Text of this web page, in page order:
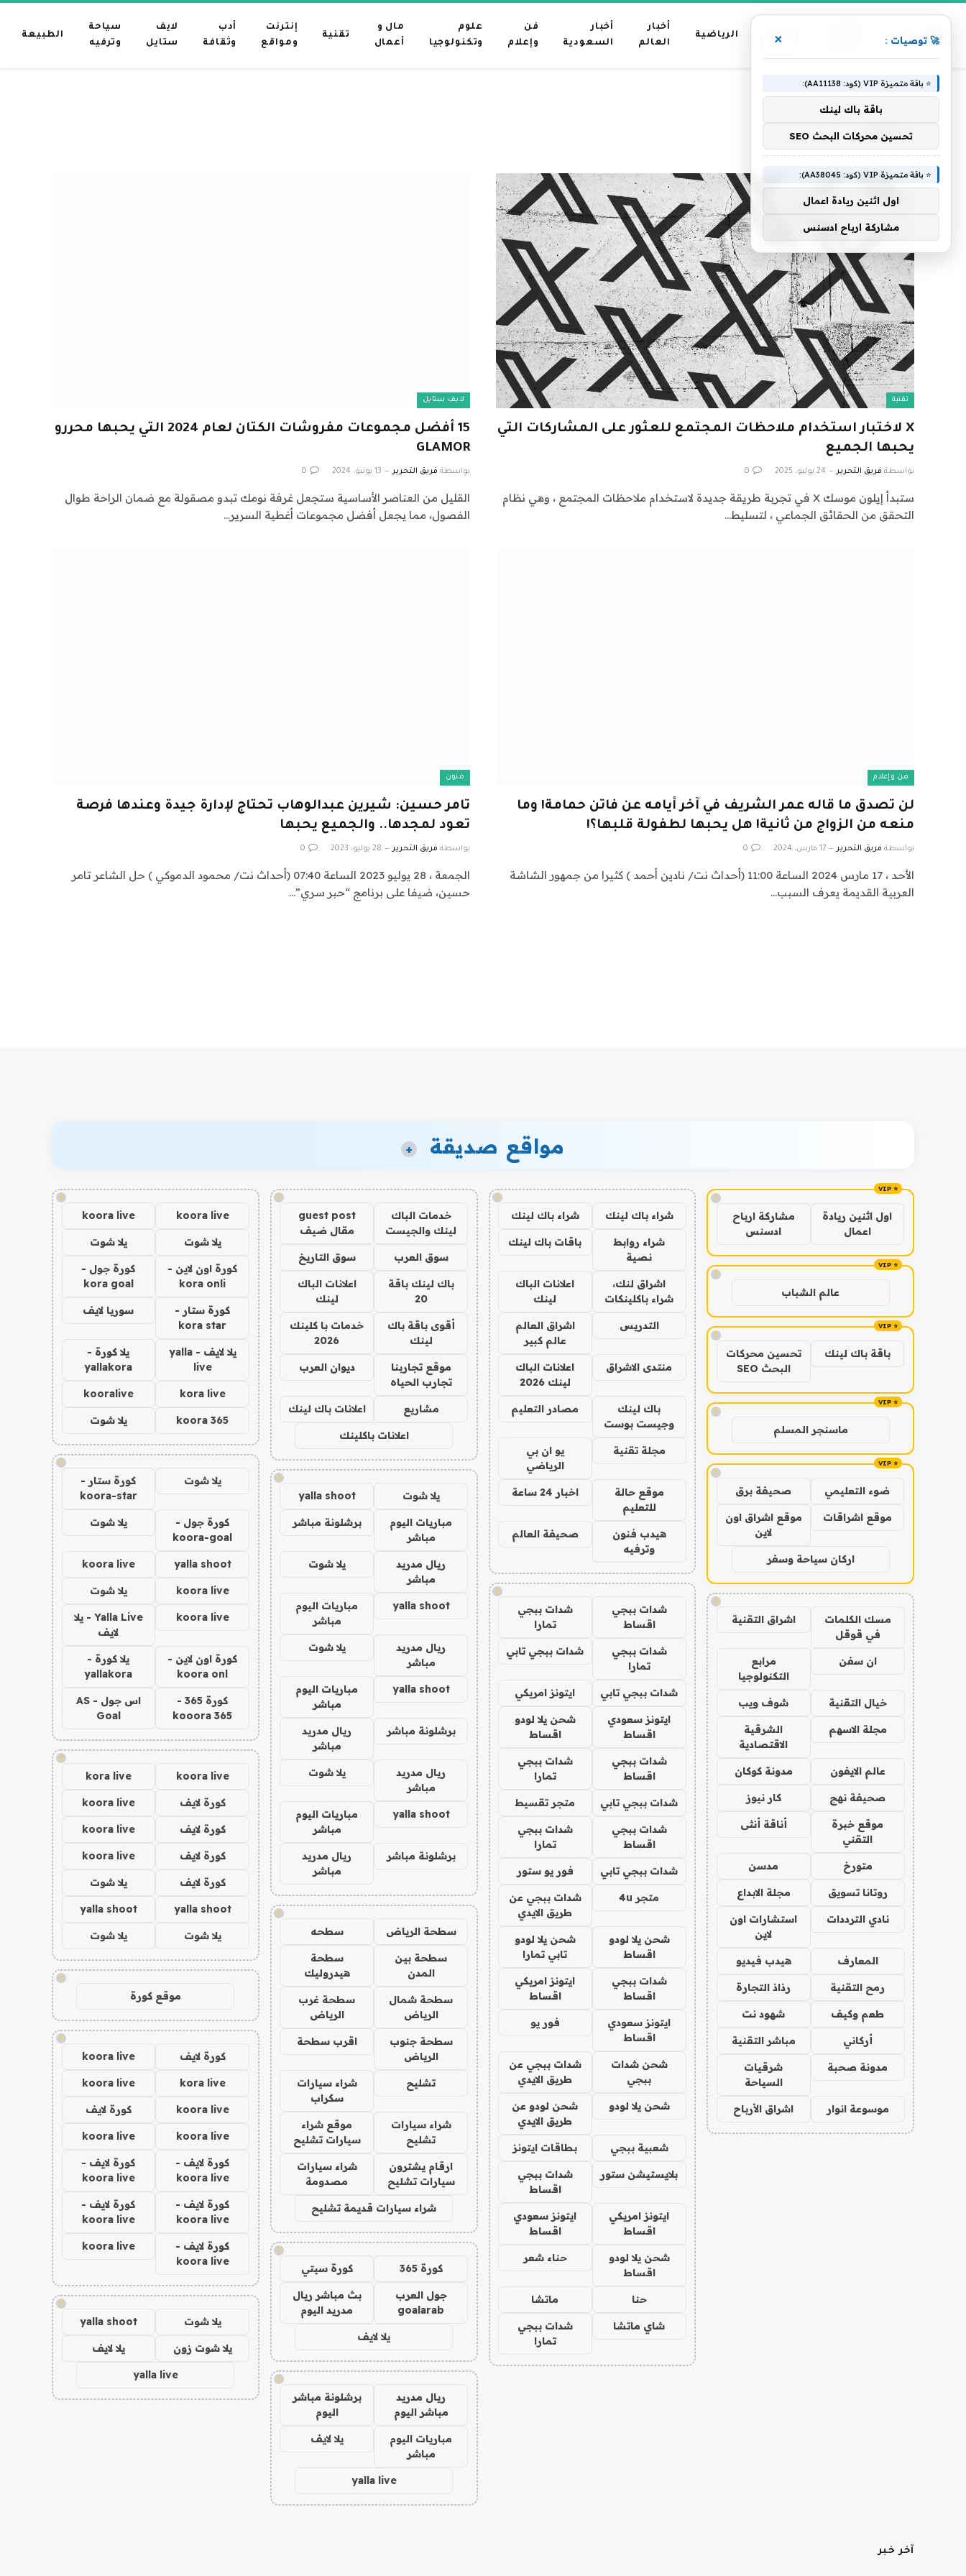
منوعات الرياضية
أخبار
العالم
أخبار
السعودية
فن
وإعلام
علوم
وتكنولوجيا
مال و
أعمال
تقنية
إنترنت
ومواقع
أدب
وثقافة
لايف
ستايل
سياحة
وترفيه
الطبيعة
الرئيسية » يحبها
تقنية
X لاختبار استخدام ملاحظات المجتمع للعثور على المشاركات التي
يحبها الجميع
بواسطة فريق التحرير 24 يوليو، 2025 0
ستبدأ إيلون موسك X في تجربة طريقة جديدة لاستخدام ملاحظات المجتمع ، وهي نظام
التحقق من الحقائق الجماعي ، لتسليط…
لايف ستايل
15 أفضل مجموعات مفروشات الكتان لعام 2024 التي يحبها محررو
GLAMOR
بواسطة فريق التحرير 13 يونيو، 2024 0
القليل من العناصر الأساسية ستجعل غرفة نومك تبدو مصقولة مع ضمان الراحة طوال
الفصول، مما يجعل أفضل مجموعات أغطية السرير…
فن وإعلام
لن تصدق ما قاله عمر الشريف في آخر أيامه عن فاتن حمامة! وما
منعه من الزواج من ثانية! هل يحبها لطفولة قلبها؟!
بواسطة فريق التحرير 17 مارس، 2024 0
الأحد ، 17 مارس 2024 الساعة 11:00 (أحداث نت/ نادين أحمد ) كثيرا من جمهور الشاشة
العربية القديمة يعرف السبب…
فنون
تامر حسين: شيرين عبدالوهاب تحتاج لإدارة جيدة وعندها فرصة
تعود لمجدها.. والجميع يحبها
بواسطة فريق التحرير 28 يوليو، 2023 0
الجمعة ، 28 يوليو 2023 الساعة 07:40 (أحداث نت/ محمود الدموكي ) حل الشاعر تامر
حسين، ضيفا على برنامج “حبر سري”…
مواقع صديقة +
!
اول اثنين ريادة
اعمال
مشاركة ارباح
ادسنس
!
عالم الشباب
!
باقة باك لينك
تحسين محركات
البحث SEO
!
ماسنجر المسلم
!
ضوء التعليمي صحيفة برق
موقع اشراقات
موقع اشراق اون
لاين
اركان سياحة وسفر
!
مسك الكلمات
في قوقل
اشراق التقنية
ان سفن
مرابع
التكنولوجيا
خيال التقنية شوف ويب
مجلة الاسهم
الشرقية
الاقتصادية
عالم الايفون مدونة كوكان
صحيفة نهج كار نيوز
موقع خبرة
التقني
أناقة أنثى
متورخ مدسن
روتانا تسويق مجلة الابداع
نادي الترددات
استشارات اون
لاين
المعارف هيدب فيديو
رمح التقنية رذاذ التجارة
طعم وكيف شهود نت
أركاني مباشر التقنية
مدونة صحبة
شرقيات
السياحة
موسوعة انوار اشراق الأرباح
!
شراء باك لينك شراء باك لينك
شراء روابط
نصية
باقات باك لينك
اشراق لنك،
شراء باكلينكات
اعلانات الباك
لينك
التدريس
اشراق العالم
عالم كبير
منتدى الاشراق
اعلانات الباك
لينك 2026
باك لينك
وجيست بوست
مصادر التعليم
مجلة تقنية
يو ان بي
الرياضي
موقع حالة
للتعليم
اخبار 24 ساعة
هيدب فنون
وترفيه
صحيفة العالم
!
شدات ببجي
اقساط
شدات ببجي
تمارا
شدات ببجي
تمارا
شدات ببجي تابي
شدات ببجي تابي ايتونز امريكي
ايتونز سعودي
اقساط
شحن يلا لودو
اقساط
شدات ببجي
اقساط
شدات ببجي
تمارا
شدات ببجي تابي متجر تقسيط
شدات ببجي
اقساط
شدات ببجي
تمارا
شدات ببجي تابي فور يو ستور
متجر 4u
شدات ببجي عن
طريق الايدي
شحن يلا لودو
اقساط
شحن يلا لودو
تابي تمارا
شدات ببجي
اقساط
ايتونز امريكي
اقساط
ايتونز سعودي
اقساط
فور يو
شحن شدات
ببجي
شدات ببجي عن
طريق الايدي
شحن يلا لودو
شحن لودو عن
طريق الايدي
شعبية ببجي بطاقات ايتونز
بلايستيشن ستور
شدات ببجي
اقساط
ايتونز امريكي
اقساط
ايتونز سعودي
اقساط
شحن يلا لودو
اقساط
حناء شعر
حنا ماتشا
شاي ماتشا
شدات ببجي
تمارا
!
خدمات الباك
لينك والجيست
guest post
مقال ضيف
سوق العرب سوق التاريخ
باك لينك باقة
20
اعلانات الباك
لينك
أقوى باقة باك
لينك
خدمات با كلينك
2026
موقع تجاربنا
تجارب الحياه
ديوان العرب
مشاريع اعلانات باك لينك
اعلانات باكلينك
!
يلا شوت yalla shoot
مباريات اليوم
مباشر
برشلونة مباشر
ريال مدريد
مباشر
يلا شوت
yalla shoot
مباريات اليوم
مباشر
ريال مدريد
مباشر
يلا شوت
yalla shoot
مباريات اليوم
مباشر
برشلونة مباشر
ريال مدريد
مباشر
ريال مدريد
مباشر
يلا شوت
yalla shoot
مباريات اليوم
مباشر
برشلونة مباشر
ريال مدريد
مباشر
!
سطحة الرياض سطحه
سطحة بين
المدن
سطحة
هيدروليك
سطحة شمال
الرياض
سطحة غرب
الرياض
سطحة جنوب
الرياض
اقرب سطحة
تشليح
شراء سيارات
سكراب
شراء سيارات
تشليح
موقع شراء
سيارات تشليح
ارقام يشترون
سيارات تشليح
شراء سيارات
مصدومة
شراء سيارات قديمة تشليح
!
كورة 365 كورة سيتي
جول العرب
goalarab
بث مباشر ريال
مدريد اليوم
يلا لايف
!
ريال مدريد
مباشر اليوم
برشلونة مباشر
اليوم
مباريات اليوم
مباشر
يلا لايف
yalla live
!
koora live
koora live
يلا شوت يلا شوت
كورة اون لاين -
kora onli
كورة جول -
kora goal
كورة ستار -
kora star
سوريا لايف
يلا لايف - yalla
live
يلا كورة -
yallakora
kora live
kooralive
koora 365 يلا شوت
!
يلا شوت
كورة ستار -
koora-star
كورة جول -
koora-goal
يلا شوت
yalla shoot
koora live
koora live يلا شوت
koora live
Yalla Live - يلا
لايف
كورة اون لاين -
koora onl
يلا كورة -
yallakora
كورة 365 -
kooora 365
اس جول - AS
Goal
!
koora live
kora live
كورة لايف koora live
كورة لايف koora live
كورة لايف koora live
كورة لايف يلا شوت
yalla shoot
yalla shoot
يلا شوت يلا شوت
!
موقع كورة
!
كورة لايف koora live
kora live
koora live
koora live كورة لايف
koora live
koora live
كورة لايف -
koora live
كورة لايف -
koora live
كورة لايف -
koora live
كورة لايف -
koora live
كورة لايف -
koora live
koora live
!
يلا شوت yalla shoot
يلا شوت زون يلا لايف
yalla live
🚀 توصيات : ×
⭐ باقة متميزة VIP (كود: AA11138):
باقة باك لينك
تحسين محركات البحث SEO
⭐ باقة متميزة VIP (كود: AA38045):
اول اثنين ريادة اعمال
مشاركة ارباح ادسنس
آخر خبر